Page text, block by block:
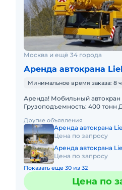
Москва и ещё 34 города
Аренда автокрана
Минимальное время заказа: 8
Аренда! Мобильный автокран
Грузоподъемность: 400 тонн Длина стрелы: 60+84 м В
Свидетельство о регист
Другие объявления
Аренда автокрана
Цена по запросу
Аренда автокрана
Цена по запросу
Показать еще 30 из 32
Цена по